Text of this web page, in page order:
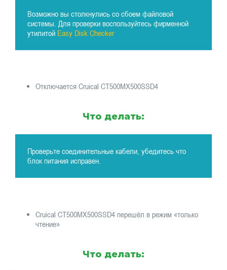
Возможно вы столкнулись со сбоем файловой
системы. Для проверки воспользуйтесь фирменной
утилитой Easy Disk Checker
Отключается Cruical CT500MX500SSD4
Что делать:
Проверьте соединительные кабели, убедитесь что
блок питания исправен.
Cruical CT500MX500SSD4 перешёл в режим «только
чтение»
Что делать: